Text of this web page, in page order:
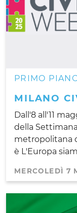
PRIMO
MILANO
Dall'8 all'11
della
metropolitana
è L'Europa
MERCOLEDÌ 7